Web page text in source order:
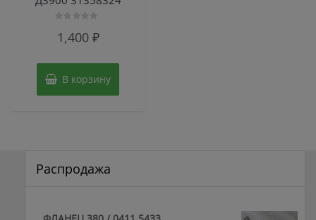
01,400 ₽
В корзину
Распродажа